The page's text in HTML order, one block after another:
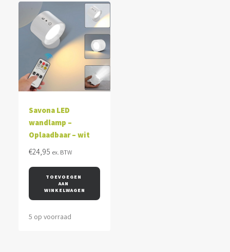
Savona LED
wandlamp –
Oplaadbaar – wit
€24,95 ex. BTW
TOEVOEGEN
AAN
WINKELWAGEN
5 op voorraad